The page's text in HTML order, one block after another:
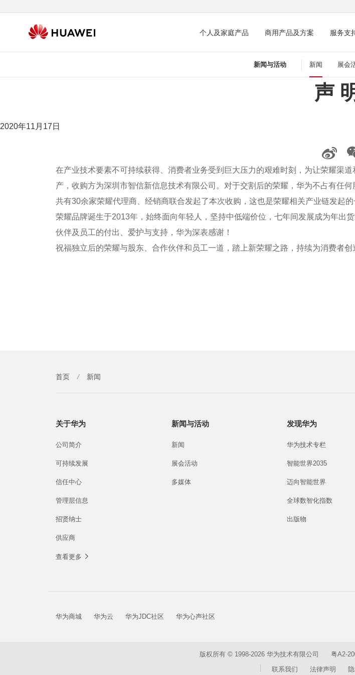
个人及家庭产品 商用产品及方案 服务支
新闻与活动 新闻 展会
声
2020年11月17日
在产业技术要素不可持续获得、消费者业务受到巨大压力的艰难时刻，为让荣耀渠
产，收购方为深圳市智信新信息技术有限公司。对于交割后的荣耀，华为不占有任何
共有30余家荣耀代理商、经销商联合发起了本次收购，这也是荣耀相关产业链发起的
荣耀品牌诞生于2013年，始终面向年轻人，坚持中低端价位，七年间发展成为年出
伙伴及员工的付出、爱护与支持，华为深表感谢！
祝福独立后的荣耀与股东、合作伙伴和员工一道，踏上新荣耀之路，持续为消费者
首页 / 新闻
关于华为
公司简介
可持续发展
信任中心
管理层信息
招贤纳士
供应商
查看更多
新闻与活动
新闻
展会活动
多媒体
发现华为
华为技术专栏
智能世界2035
迈向智能世界
全球数智化指数
出版物
华为商城 华为云 华为JDC社区 华为心声社区
版权所有 © 1998-2026 华为技术有限公司 粤A2-
联系我们
法律声明